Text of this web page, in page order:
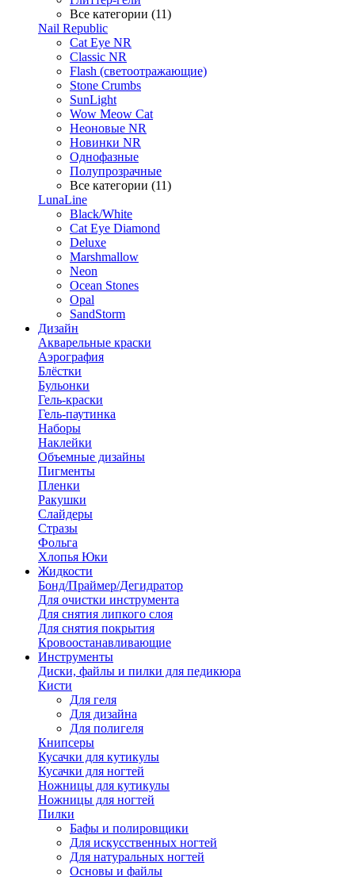
Все категории (11)
Nail Republic
Cat Eye NR
Classic NR
Flash (светоотражающие)
Stone Crumbs
SunLight
Wow Meow Cat
Неоновые NR
Новинки NR
Однофазные
Полупрозрачные
Все категории (11)
LunaLine
Black/White
Cat Eye Diamond
Deluxe
Marshmallow
Neon
Ocean Stones
Opal
SandStorm
Дизайн
Акварельные краски
Аэрография
Блёстки
Бульонки
Гель-краски
Гель-паутинка
Наборы
Наклейки
Объемные дизайны
Пигменты
Пленки
Ракушки
Слайдеры
Стразы
Фольга
Хлопья Юки
Жидкости
Бонд/Праймер/Дегидратор
Для очистки инструмента
Для снятия липкого слоя
Для снятия покрытия
Кровоостанавливающие
Инструменты
Диски, файлы и пилки для педикюра
Кисти
Для геля
Для дизайна
Для полигеля
Книпсеры
Кусачки для кутикулы
Кусачки для ногтей
Ножницы для кутикулы
Ножницы для ногтей
Пилки
Бафы и полировщики
Для искусственных ногтей
Для натуральных ногтей
Основы и файлы